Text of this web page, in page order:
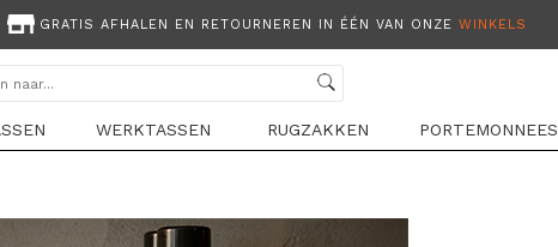
GRATIS AFHALEN EN RETOURNEREN IN ÉÉN VAN ONZE WINKELS
WERKTASSEN RUGZAKKEN PORTEMONNEES